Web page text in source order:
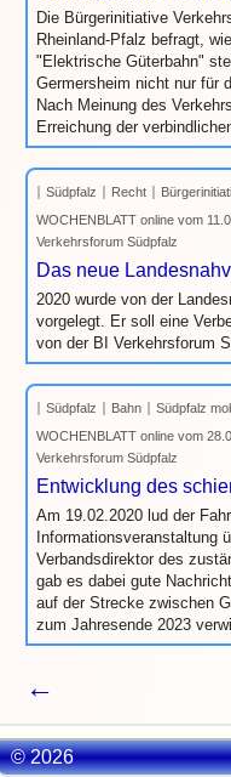
Die Bürgerinitiative
Rheinland-Pfalz befragt,
"Elektrische Güterbahn"
Germersheim nicht nur für
Nach Meinung des
Erreichung der
Südpfalz Recht
WOCHENBLATT online vom
Verkehrsforum Südpfalz
Das neue
2020 wurde von der
vorgelegt. Er soll eine
von der BI Verkehrsforum
Südpfalz Bahn
Südpfalz
WOCHENBLATT online vom
Verkehrsforum Südpfalz
Entwicklung des
Am 19.02.2020 lud der
Informationsveranstaltung
Verbandsdirektor des
gab es dabei gute
auf der Strecke zwischen
zum Jahresende 2023
←
© 2026